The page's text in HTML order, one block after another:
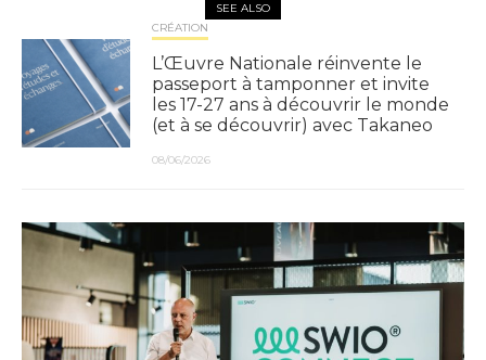
SEE ALSO
CRÉATION
L’Œuvre Nationale réinvente le
passeport à tamponner et invite
les 17-27 ans à découvrir le monde
(et à se découvrir) avec Takaneo
08/06/2026